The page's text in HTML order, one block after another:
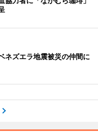
ネズエラ地震被災の仲間に